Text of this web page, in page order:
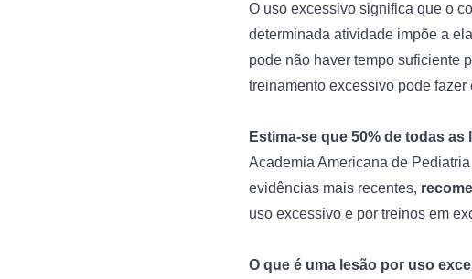
O uso excessivo significa que o
determinada atividade impõe a
pode não haver tempo suficiente
treinamento excessivo pode
Estima-se que 50% de todas
Academia Americana de
evidências mais recentes,
uso excessivo e por treinos em
O que é uma lesão por uso